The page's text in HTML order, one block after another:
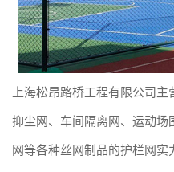
上海松昂路桥工程有限公司
抑尘网、车间隔离网、运动场
网等各种丝网制品的护栏网